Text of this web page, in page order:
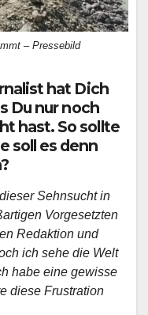
– Pressebild
hat Dich
Du nur noch
hast. So sollte
soll es denn
Sehnsucht in
Vorgesetzten
Redaktion und
ich sehe die Welt
habe eine gewisse
diese Frustration